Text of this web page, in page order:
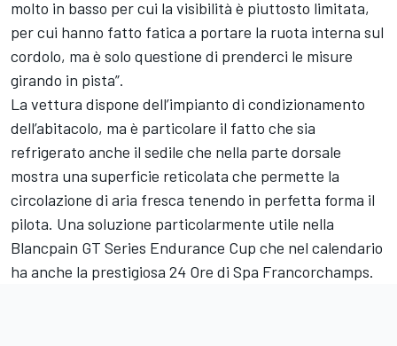
molto in basso per cui la visibilità è piuttosto limitata,
per cui hanno fatto fatica a portare la ruota interna sul
cordolo, ma è solo questione di prenderci le misure
girando in pista”.
La vettura dispone dell’impianto di condizionamento
dell’abitacolo, ma è particolare il fatto che sia
refrigerato anche il sedile che nella parte dorsale
mostra una superficie reticolata che permette la
circolazione di aria fresca tenendo in perfetta forma il
pilota. Una soluzione particolarmente utile nella
Blancpain GT Series Endurance Cup che nel calendario
ha anche la prestigiosa 24 Ore di Spa Francorchamps.